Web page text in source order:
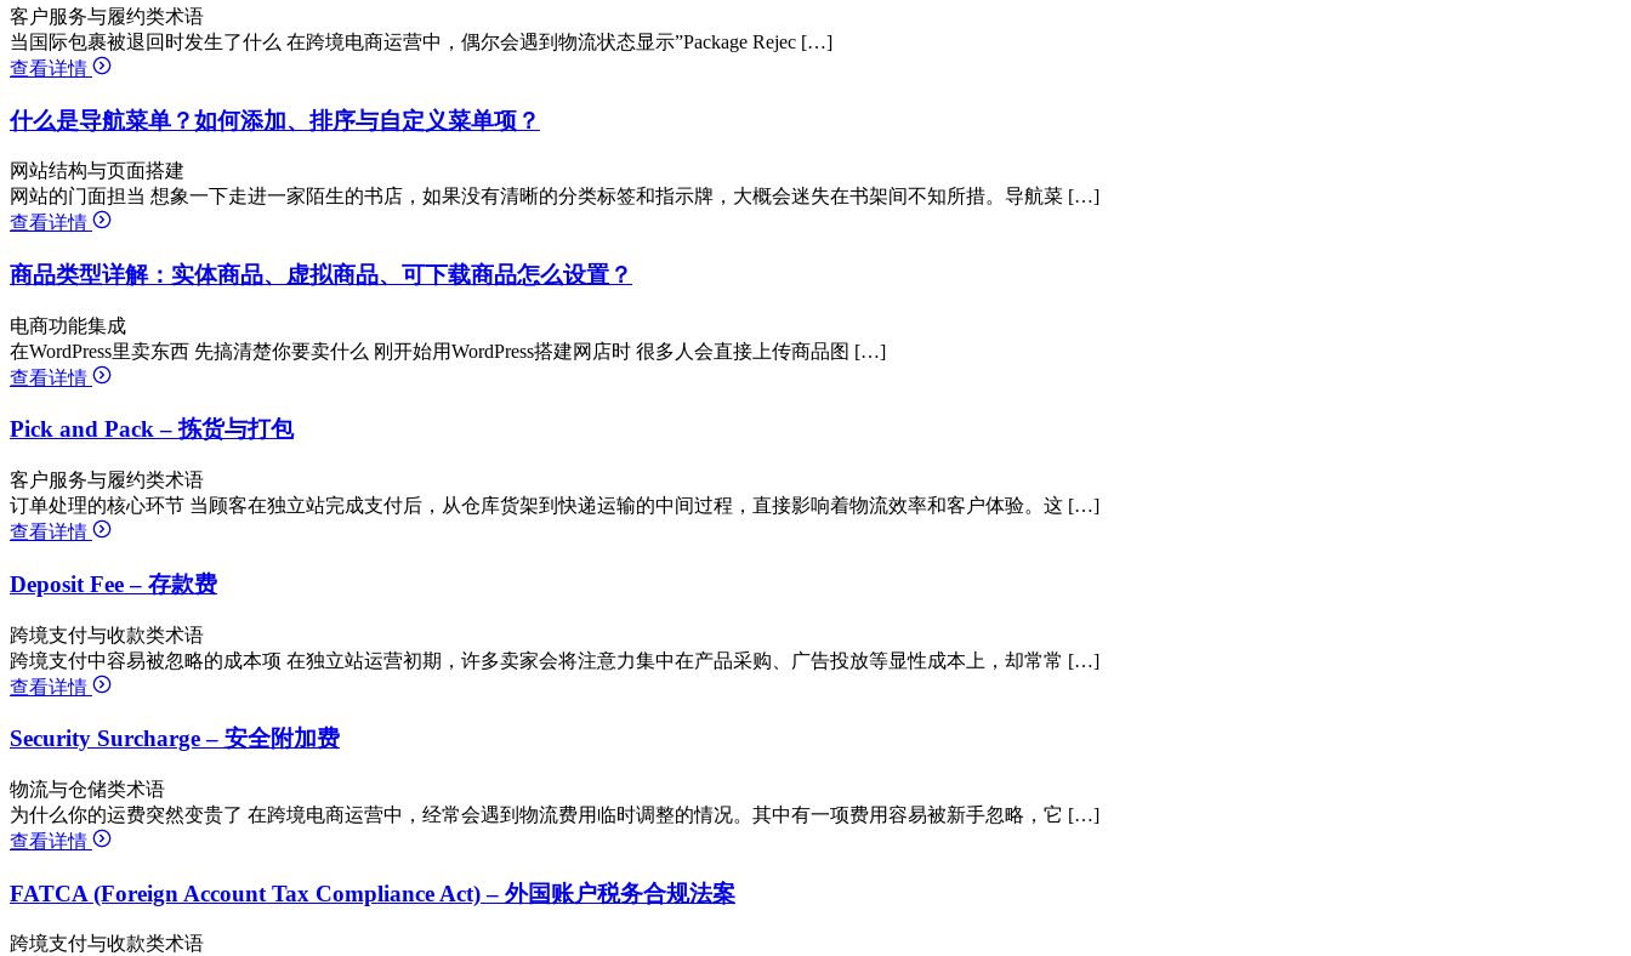
客户服务与履约类术语
当国际包裹被退回时发生了什么 在跨境电商运营中，偶尔会遇到物流状态显示”Package Rejec […]
查看详情
什么是导航菜单？如何添加、排序与自定义菜单项？
网站结构与页面搭建
网站的门面担当 想象一下走进一家陌生的书店，如果没有清晰的分类标签和指示牌，大概会迷失在书架间不知所措。导航菜 […]
查看详情
商品类型详解：实体商品、虚拟商品、可下载商品怎么设置？
电商功能集成
在WordPress里卖东西 先搞清楚你要卖什么 刚开始用WordPress搭建网店时 很多人会直接上传商品图 […]
查看详情
Pick and Pack – 拣货与打包
客户服务与履约类术语
订单处理的核心环节 当顾客在独立站完成支付后，从仓库货架到快递运输的中间过程，直接影响着物流效率和客户体验。这 […]
查看详情
Deposit Fee – 存款费
跨境支付与收款类术语
跨境支付中容易被忽略的成本项 在独立站运营初期，许多卖家会将注意力集中在产品采购、广告投放等显性成本上，却常常 […]
查看详情
Security Surcharge – 安全附加费
物流与仓储类术语
为什么你的运费突然变贵了 在跨境电商运营中，经常会遇到物流费用临时调整的情况。其中有一项费用容易被新手忽略，它 […]
查看详情
FATCA (Foreign Account Tax Compliance Act) – 外国账户税务合规法案
跨境支付与收款类术语